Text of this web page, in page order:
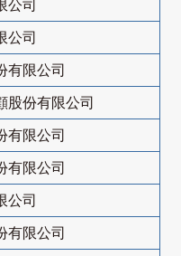
公司
公司
有限公司
股份有限公司
有限公司
有限公司
公司
有限公司